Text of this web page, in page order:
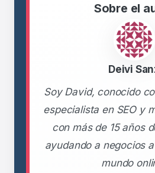
Sobre el
Deivi
Soy David, conocido
especialista en SEO y
con más de 15 años
ayudando a negocios
mundo